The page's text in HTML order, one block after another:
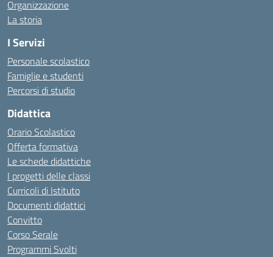
Organizzazione
La storia
I Servizi
Personale scolastico
Famiglie e studenti
Percorsi di studio
Didattica
Orario Scolastico
Offerta formativa
Le schede didattiche
I progetti delle classi
Curricoli di Istituto
Documenti didattici
Convitto
Corso Serale
Programmi Svolti